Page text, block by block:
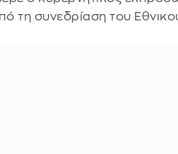
τη συνεδρίαση του